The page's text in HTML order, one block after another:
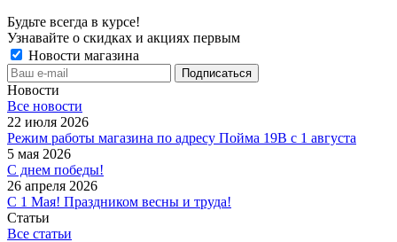
Будьте всегда в курсе!
Узнавайте о скидках и акциях первым
Новости магазина
Новости
Все новости
22 июля 2026
Режим работы магазина по адресу Пойма 19В с 1 августа
5 мая 2026
С днем победы!
26 апреля 2026
С 1 Мая! Праздником весны и труда!
Статьи
Все статьи